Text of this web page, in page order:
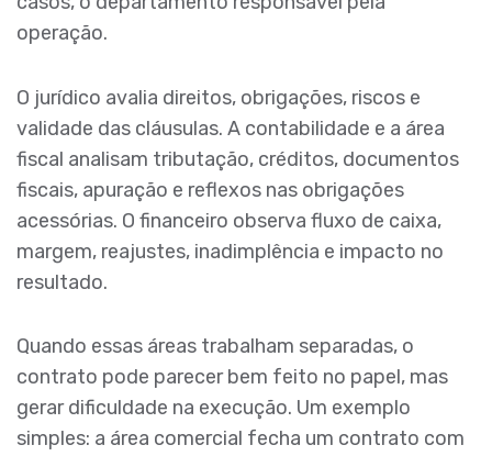
operação.
O jurídico avalia direitos, obrigações, riscos e
validade das cláusulas. A contabilidade e a área
fiscal analisam tributação, créditos, documentos
fiscais, apuração e reflexos nas obrigações
acessórias. O financeiro observa fluxo de caixa,
margem, reajustes, inadimplência e impacto no
resultado.
Quando essas áreas trabalham separadas, o
contrato pode parecer bem feito no papel, mas
gerar dificuldade na execução. Um exemplo
simples: a área comercial fecha um contrato com